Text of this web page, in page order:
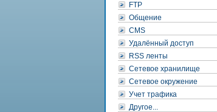
FTP
Общение
CMS
Удалённый доступ
RSS ленты
Сетевое хранилище
Сетевое окружение
Учет трафика
Другое...